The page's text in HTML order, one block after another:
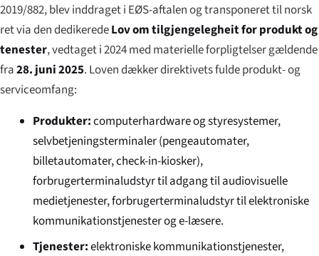
2019/882, blev inddraget i EØS-aftalen og transponeret til norsk
ret via den dedikeredeLov om tilgjengelegheit for produkt og
tenester, vedtaget i 2024 med materielle forpligtelser gældende
fra28. juni 2025. Loven dækker direktivets fulde produkt- og
serviceomfang:
Produkter:computerhardware og styresystemer,
selvbetjeningsterminaler (pengeautomater,
billetautomater, check-in-kiosker),
forbrugerterminaludstyr til adgang til audiovisuelle
medietjenester, forbrugerterminaludstyr til elektroniske
kommunikationstjenester og e-læsere.
Tjenester:elektroniske kommunikationstjenester,